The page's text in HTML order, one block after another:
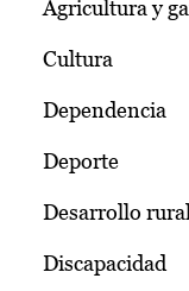
Agricultura y
Cultura
Dependencia
Deporte
Desarrollo
Discapacidad